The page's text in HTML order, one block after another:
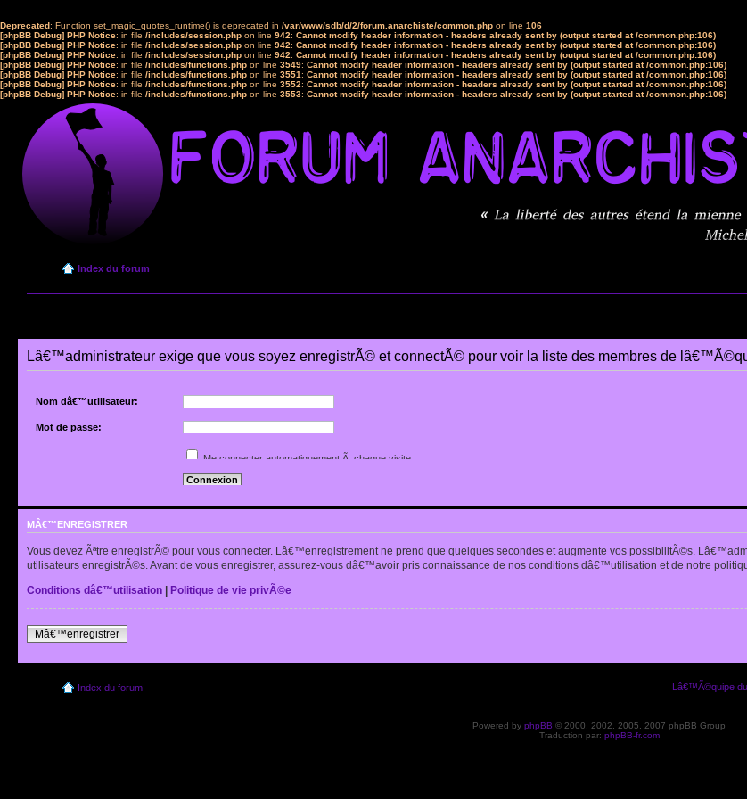
Deprecated: Function set_magic_quotes_runtime() is deprecated in /var/www/sdb/d/2/forum.anarchiste/common.php on line 106
[phpBB Debug] PHP Notice: in file /includes/session.php on line 942: Cannot modify header information - headers already sent by (output started at /common.php:106)
[phpBB Debug] PHP Notice: in file /includes/session.php on line 942: Cannot modify header information - headers already sent by (output started at /common.php:106)
[phpBB Debug] PHP Notice: in file /includes/session.php on line 942: Cannot modify header information - headers already sent by (output started at /common.php:106)
[phpBB Debug] PHP Notice: in file /includes/functions.php on line 3549: Cannot modify header information - headers already sent by (output started at /common.php:106)
[phpBB Debug] PHP Notice: in file /includes/functions.php on line 3551: Cannot modify header information - headers already sent by (output started at /common.php:106)
[phpBB Debug] PHP Notice: in file /includes/functions.php on line 3552: Cannot modify header information - headers already sent by (output started at /common.php:106)
[phpBB Debug] PHP Notice: in file /includes/functions.php on line 3553: Cannot modify header information - headers already sent by (output started at /common.php:106)
Index du forum
Lâ€™administrateur exige que vous soyez enregistrÃ© et connectÃ© pour voir la liste des membres de
Nom dâ€™utilisateur:
Mot de passe:
Renvoyer lâ€™e-mail de confirmation
Me connecter automatiquement Ã chaque visite
Cacher mon statut en ligne pour cette session
MÂ€™ENREGISTRER
Vous devez Ãªtre enregistrÃ© pour vous connecter. Lâ€™enregistrement ne prend que quelques secondes et augmente vos possibilitÃ©s.
utilisateurs enregistrÃ©s. Avant de vous enregistrer, assurez-vous dâ€™avoir pris connaissance de nos conditions dâ€™utilisation et de notre
Conditions dâ€™utilisation
Politique de vie privÃ©e
Mâ€™enregistrer
Index du forum Lâ€™Ã©quipe
Powered by phpBB © 2000, 2002, 2005, 2007 phpBB Group
Traduction par: phpBB-fr.com